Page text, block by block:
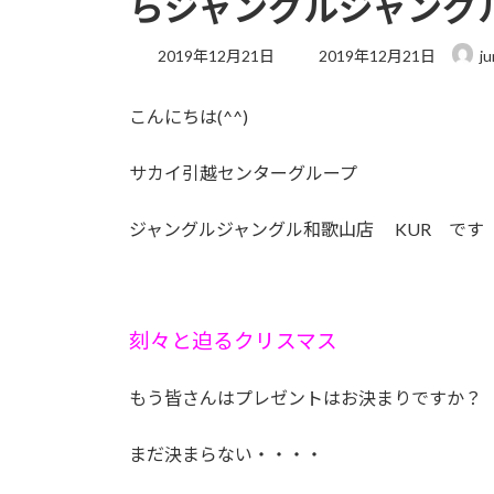
2019年12月21日
最
:
2019年12月21日
こんにちは(^^)
サカイ引越センターグループ
ジャングルジャングル和歌山店 KUR です
刻々と迫るクリスマス
もう皆さんはプレゼントはお決まりですか？
まだ決まらない・・・・